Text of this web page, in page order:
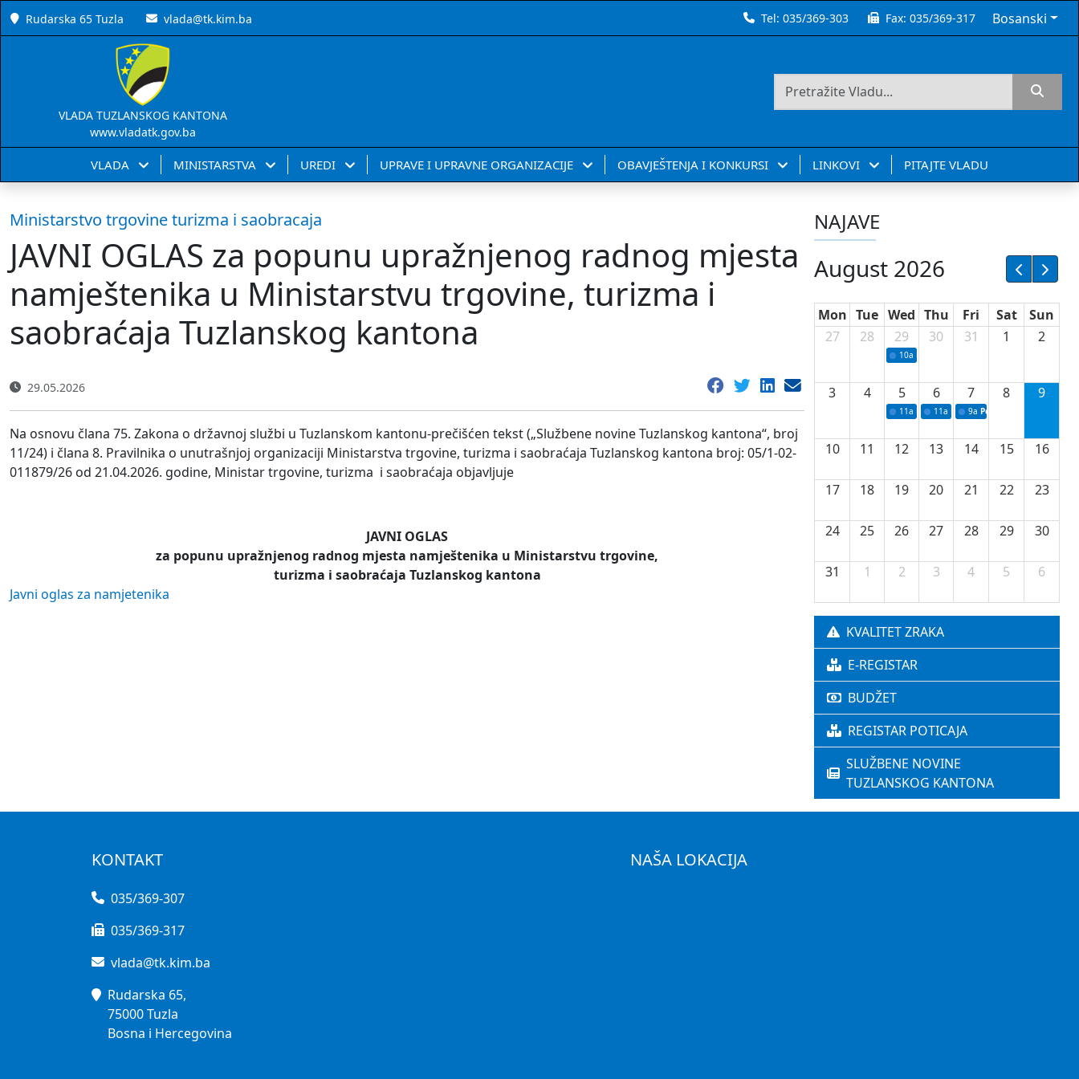
Rudarska 65 Tuzla vlada@tk.kim.ba Tel:035/369-303 Fax:035/369-317 Bosanski
VLADA TUZLANSKOG KANTONA
www.vladatk.gov.ba
VLADA MINISTARSTVA UREDI UPRAVE I UPRAVNE ORGANIZACIJE OBAVJEŠTENJA I KONKURSI LINKOVI PITAJTE VLADU
Ministarstvo trgovine turizma i saobracaja
JAVNI OGLAS za popunu upražnjenog radnog mjesta
namještenika u Ministarstvu trgovine, turizma i
saobraćaja Tuzlanskog kantona
29.05.2026
Na osnovu člana 75. Zakona o državnoj službi u Tuzlanskom kantonu-prečišćen tekst („Službene novine Tuzlanskog kantona“, broj
11/24) i člana 8. Pravilnika o unutrašnjoj organizaciji Ministarstva trgovine, turizma i saobraćaja Tuzlanskog kantona broj: 05/1-02-
011879/26 od 21.04.2026. godine, Ministar trgovine, turizma i saobraćaja objavljuje
JAVNI OGLAS
za popunu upražnjenog radnog mjesta namještenika u Ministarstvu trgovine,
turizma i saobraćaja Tuzlanskog kantona
Javni oglas za namjetenika
NAJAVE
August 2026
Mon Tue Wed Thu Fri Sat
Sun
27
28 29
10a Potpisivanje ugovora sa neprofitnim
30 31 1 2
3 4 5
11a Potpisivanje ugovora o stipendijama
6
11a Podrška razvoju vodne
7
9a Početak izgradnje nove
8 9
10 11 12 13 14 15 16
17 18 19 20 21 22 23
24 25 26 27 28 29 30
31 1 2 3 4 5 6
KVALITET ZRAKA
E-REGISTAR
BUDŽET
REGISTAR POTICAJA
SLUŽBENE NOVINE
TUZLANSKOG KANTONA
KONTAKT
035/369-307
035/369-317
vlada@tk.kim.ba
Rudarska 65,
75000 Tuzla
Bosna i Hercegovina
NAŠA LOKACIJA